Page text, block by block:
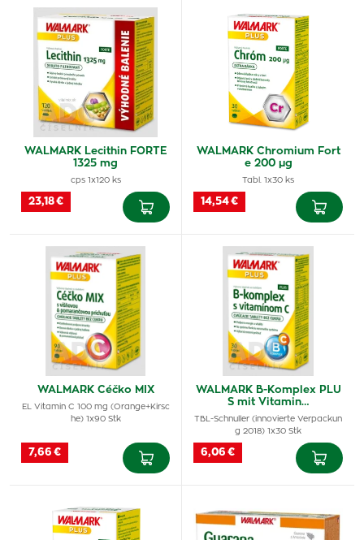
WALMARK Lecithin FORTE
1325 mg
cps 1x120 ks
23,18 €
WALMARK Chromium Fort
e 200 µg
Tabl. 1x30 ks
14,54 €
WALMARK Céčko MIX
EL Vitamin C 100 mg (Orange+Kirsc
he) 1x90 Stk
7,66 €
WALMARK B-Komplex PLU
S mit Vitamin…
TBL-Schnuller (innovierte Verpackun
g 2018) 1x30 Stk
6,06 €